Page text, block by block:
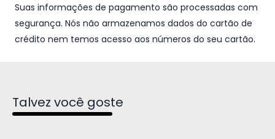
Suas informações de pagamento são processadas com
segurança. Nós não armazenamos dados do cartão de
crédito nem temos acesso aos números do seu cartão.
Talvez você goste